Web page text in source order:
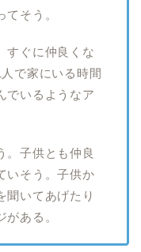
そう。
すぐに仲良くな
で家にいる時間
でいるようなア
。子供とも仲良
いそう。子供か
聞いてあげたり
ある。